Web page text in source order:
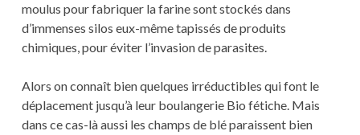
moulus pour fabriquer la farine sont stockés dans
d’immenses silos eux-même tapissés de produits
chimiques, pour éviter l’invasion de parasites.
Alors on connaît bien quelques irréductibles qui font le
déplacement jusqu’à leur boulangerie Bio fétiche. Mais
dans ce cas-là aussi les champs de blé paraissent bien